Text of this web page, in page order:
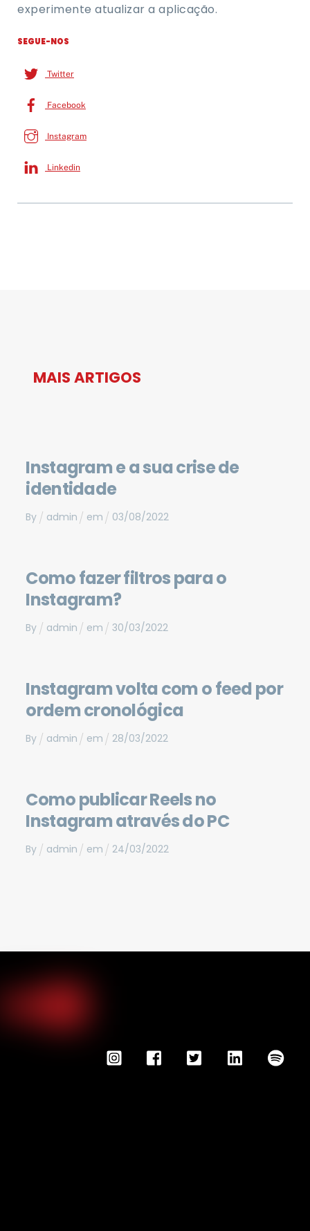
experimente atualizar a aplicação.
SEGUE-NOS
Twitter
Facebook
Instagram
Linkedin
MAIS ARTIGOS
Instagram e a sua crise de
identidade
By admin em 03/08/2022
Como fazer filtros para o
Instagram?
By admin em 30/03/2022
Instagram volta com o feed por
ordem cronológica
By admin em 28/03/2022
Como publicar Reels no
Instagram através do PC
By admin em 24/03/2022